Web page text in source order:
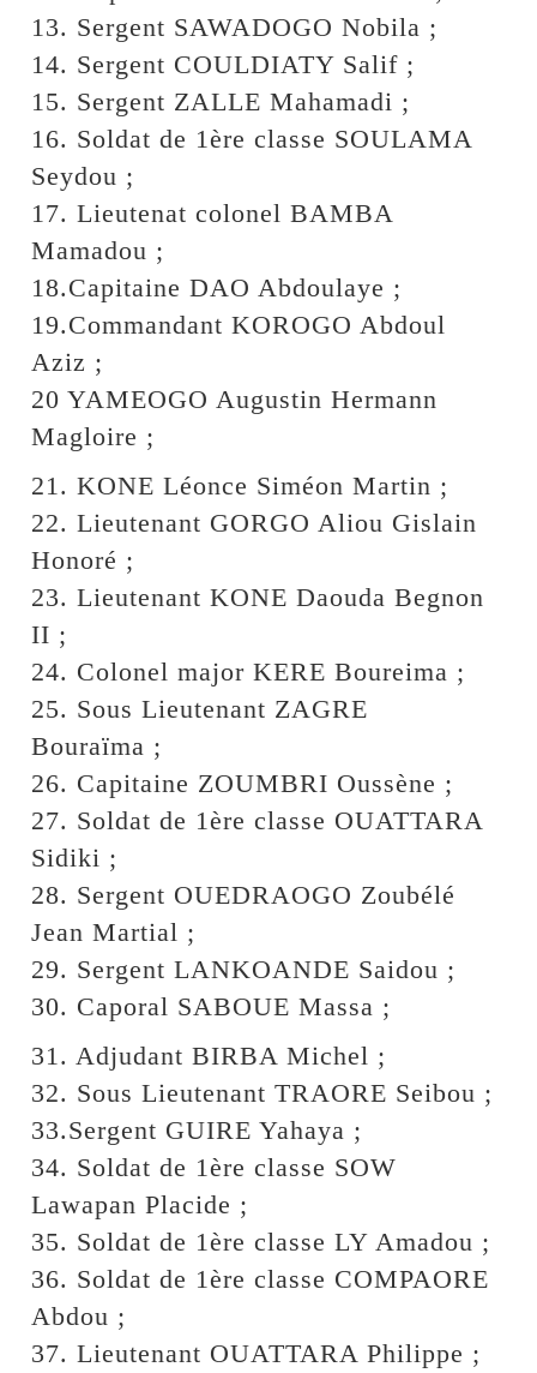
13. Sergent SAWADOGO Nobila ;
14. Sergent COULDIATY Salif ;
15. Sergent ZALLE Mahamadi ;
16. Soldat de 1ère classe SOULAMA
Seydou ;
17. Lieutenat colonel BAMBA
Mamadou ;
18.Capitaine DAO Abdoulaye ;
19.Commandant KOROGO Abdoul
Aziz ;
20 YAMEOGO Augustin Hermann
Magloire ;
21. KONE Léonce Siméon Martin ;
22. Lieutenant GORGO Aliou Gislain
Honoré ;
23. Lieutenant KONE Daouda Begnon
II ;
24. Colonel major KERE Boureima ;
25. Sous Lieutenant ZAGRE
Bouraïma ;
26. Capitaine ZOUMBRI Oussène ;
27. Soldat de 1ère classe OUATTARA
Sidiki ;
28. Sergent OUEDRAOGO Zoubélé
Jean Martial ;
29. Sergent LANKOANDE Saidou ;
30. Caporal SABOUE Massa ;
31. Adjudant BIRBA Michel ;
32. Sous Lieutenant TRAORE Seibou ;
33.Sergent GUIRE Yahaya ;
34. Soldat de 1ère classe SOW
Lawapan Placide ;
35. Soldat de 1ère classe LY Amadou ;
36. Soldat de 1ère classe COMPAORE
Abdou ;
37. Lieutenant OUATTARA Philippe ;